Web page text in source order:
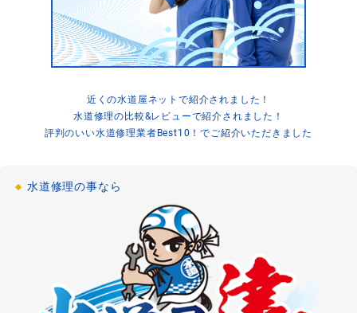
浴室詰まり
お風呂のシャワーホースの水漏れ修理
「千葉県船橋市」
浴室水漏れ
お風呂の蛇口の水漏れ修理
[大阪府大阪市浪速区]
お風呂の排水詰まり修理
[東京都武蔵野市]
2021-02-12
浴室・お風呂のリフォーム
[神奈川県大和市]
近くの水道屋ネットで紹介されました！
水道修理の比較&レビューで紹介されました！
評判のいい水道修理業者Best10！でご紹介いただきました
水道修理の事なら